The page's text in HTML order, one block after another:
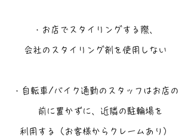
・お店でスタイリングする際、
会社のスタイリング剤を使用しない
・自転車/バイク通勤のスタッフはお店の
前に置かずに、近隣の駐輪場を
利用する（お客様からクレームあり）